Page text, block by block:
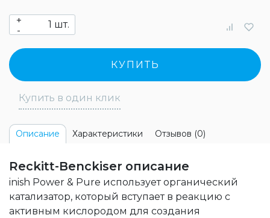
+
-
шт.
КУПИТЬ
Купить в один клик
Описание Характеристики Отзывов (0)
Reckitt-Benckiser описание
inish Power & Pure использует органический
катализатор, который вступает в реакцию с
активным кислородом для создания